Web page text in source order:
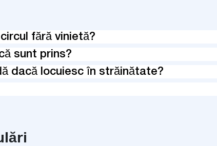
fără vinietă?
sunt prins?
dacă locuiesc în străinătate?